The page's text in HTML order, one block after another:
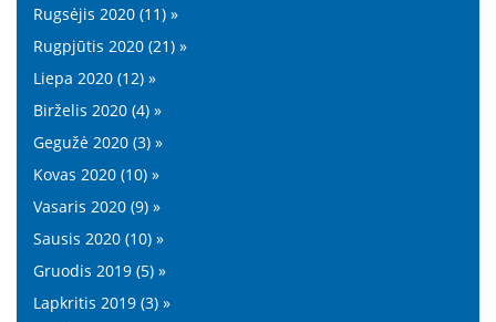
Rugsėjis 2020 (11) »
Rugpjūtis 2020 (21) »
Liepa 2020 (12) »
Birželis 2020 (4) »
Gegužė 2020 (3) »
Kovas 2020 (10) »
Vasaris 2020 (9) »
Sausis 2020 (10) »
Gruodis 2019 (5) »
Lapkritis 2019 (3) »